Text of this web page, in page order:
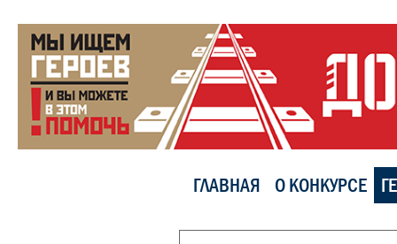
ГЛАВНАЯ О КОНКУРСЕ